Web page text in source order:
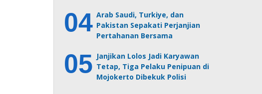
Arab Saudi, Turkiye, dan
Pakistan Sepakati Perjanjian
Pertahanan Bersama
Janjikan Lolos Jadi Karyawan
Tetap, Tiga Pelaku Penipuan di
Mojokerto Dibekuk Polisi